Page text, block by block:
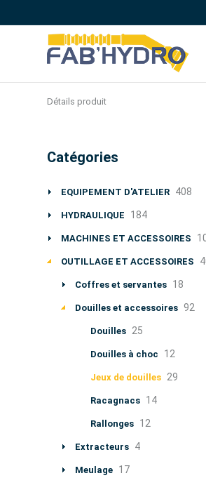
Détails produit
Catégories
EQUIPEMENT D'ATELIER 408
HYDRAULIQUE 184
MACHINES ET ACCESSOIRES
OUTILLAGE ET ACCESSOIRES
Coffres et servantes 18
Douilles et accessoires 92
Douilles 25
Douilles à choc 12
Jeux de douilles 29
Racagnacs 14
Rallonges 12
Extracteurs 4
Meulage 17